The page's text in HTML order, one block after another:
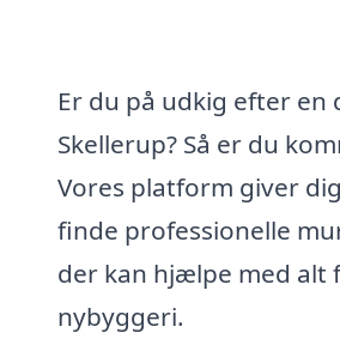
Er du på udkig efter en
Skellerup? Så er du
Vores platform giver
finde professionelle
der kan hjælpe med alt
nybyggeri.